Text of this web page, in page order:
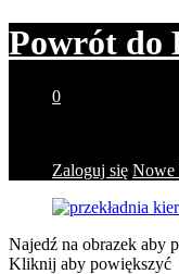
Powrót do
0
Zaloguj się Nowe
Najedź na obrazek aby
Kliknij aby powiększyć